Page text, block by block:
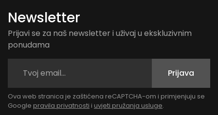
Newsletter
Prijavi se za naš newsletter i uživaj u ekskluzivnim
ponudama
Prijava
Ova web stranica je zaštićena reCAPTCHA-om i primjenjuju se
Google pravila privatnosti i uvjeti pružanja usluge.